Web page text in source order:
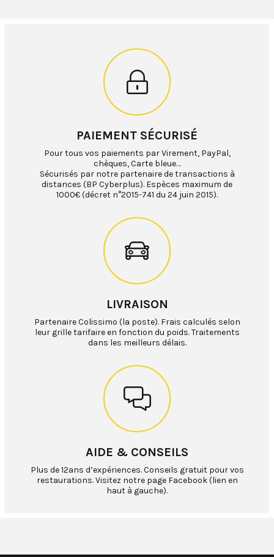
PAIEMENT SÉCURISÉ
Pour tous vos paiements par Virement, PayPal,
chèques, Carte bleue…
Sécurisés par notre partenaire de transactions à
distances (BP Cyberplus). Espèces maximum de
1000€ (décret n°2015-741 du 24 juin 2015).
LIVRAISON
Partenaire Colissimo (la poste). Frais calculés selon
leur grille tarifaire en fonction du poids. Traitements
dans les meilleurs délais.
AIDE & CONSEILS
Plus de 12ans d’expériences. Conseils gratuit pour vos
restaurations. Visitez notre page Facebook (lien en
haut à gauche).